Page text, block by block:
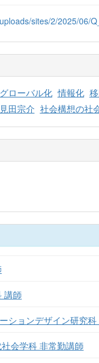
sites/2/2025/06/
グローバル化 情報化
見田宗介 社会構想の社
講師
ションデザイン研究科
会学科 非常勤講師